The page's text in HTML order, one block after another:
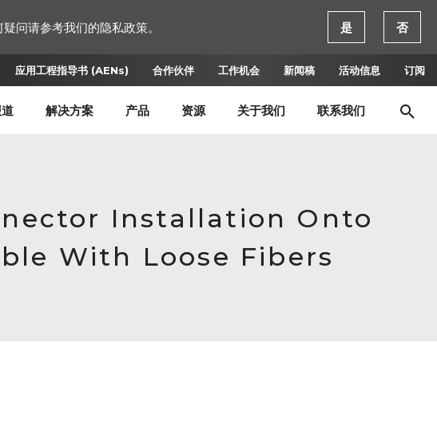
应用工程指导书 (AENs) 合作伙伴 工作机会 新闻稿 活动信息 订阅
解决方案 产品 资源 关于我们 联系我们
Installation Onto
With Loose Fibers
问请参考我们的隐私政策。 是 否